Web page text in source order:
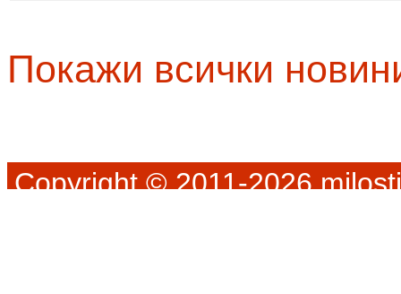
Покажи всички
Copyright © 2011-2026